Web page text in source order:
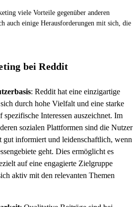
viele Vorteile gegenüber anderen
auch einige Herausforderungen mit sich, die
bei Reddit
: Reddit hat eine einzigartige
durch hohe Vielfalt und eine starke
spezifische Interessen auszeichnet. Im
sozialen Plattformen sind die Nutzer
gut informiert und leidenschaftlich, wenn
geht. Dies ermöglicht es
auf eine engagierte Zielgruppe
aktiv mit den relevanten Themen